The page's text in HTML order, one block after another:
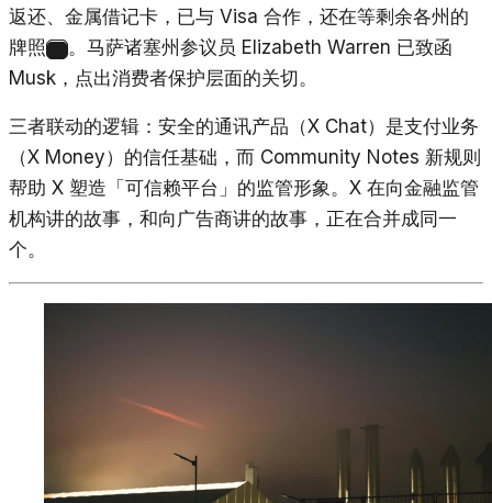
返还、金属借记卡，已与 Visa 合作，还在等剩余各州的
牌照
。马萨诸塞州参议员 Elizabeth Warren 已致函
Musk，点出消费者保护层面的关切。
三者联动的逻辑：安全的通讯产品（X Chat）是支付业务
（X Money）的信任基础，而 Community Notes 新规则
帮助 X 塑造「可信赖平台」的监管形象。X 在向金融监管
机构讲的故事，和向广告商讲的故事，正在合并成同一
个。